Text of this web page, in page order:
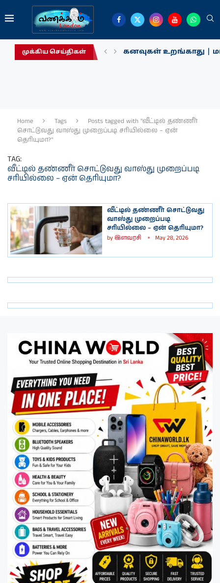
முக்கிய செய்திகள் கனவுகள் உறங்காது |
Home Tags
Posts tagged with "வீட்டில் தண்ணீர்
சொட்டுவது வாஸ்து முறைப்படி சரியில்லை – ஏன்
தெரியுமா?"
TAG:
வீட்டில் தண்ணீர் சொட்டுவது வாஸ்து முறைப்படி
சரியில்லை – ஏன் தெரியுமா?
வீட்டில் தண்ணீர் சொட்டுவது
வாஸ்து முறைப்படி
சரியில்லை – ஏன் தெரியுமா?
byஇளவரசி May 28, 2026